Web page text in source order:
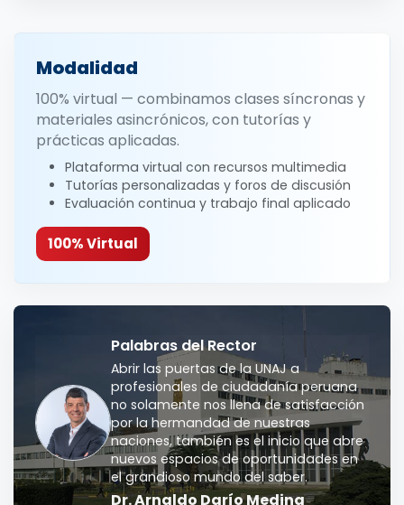
Modalidad
100% virtual — combinamos clases síncronas y
materiales asincrónicos, con tutorías y
prácticas aplicadas.
Plataforma virtual con recursos multimedia
Tutorías personalizadas y foros de discusión
Evaluación continua y trabajo final aplicado
100% Virtual
Palabras del Rector
Abrir las puertas de la UNAJ a
profesionales de ciudadanía peruana
no solamente nos llena de satisfacción
por la hermandad de nuestras
naciones, también es el inicio que abre
nuevos espacios de oportunidades en
el grandioso mundo del saber.
Dr. Arnaldo Darío Medina